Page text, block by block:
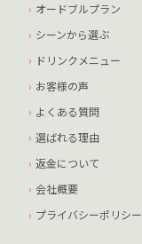
オードブルプラン
シーンから選ぶ
ドリンクメニュー
お客様の声
よくある質問
選ばれる理由
返金について
会社概要
プライバシーポリシー